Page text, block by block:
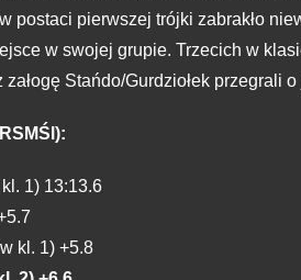
postaci pierwszej trójki zabrakło
w swojej grupie. Trzecich w
Stańdo/Gurdziołek przegrali
1) 13:13.6
kl. 1) +5.8